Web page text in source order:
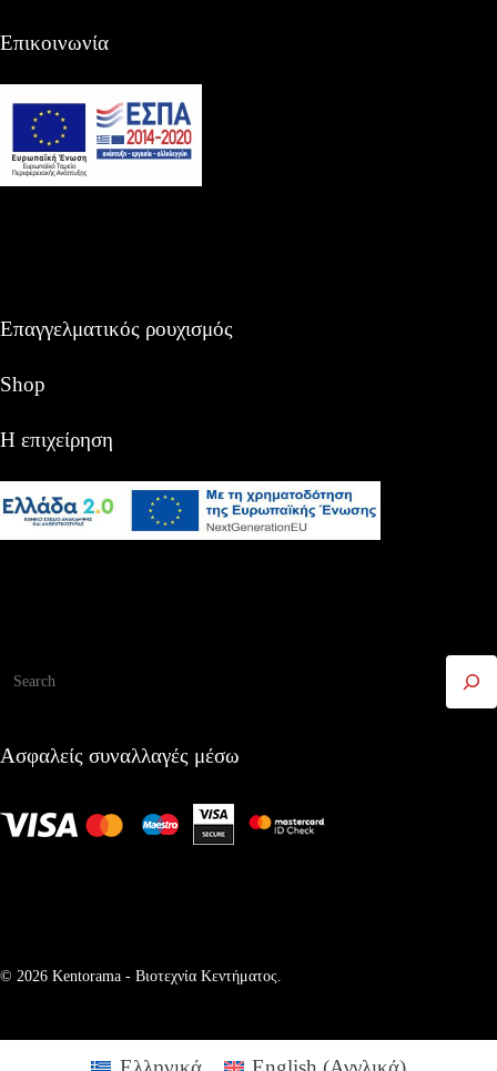
Επικοινωνία
Επαγγελματικός ρουχισμός
Shop
Η επιχείρηση
Ασφαλείς συναλλαγές μέσω
© 2026 Kentorama - Bιοτεχνία Kεντήματος.